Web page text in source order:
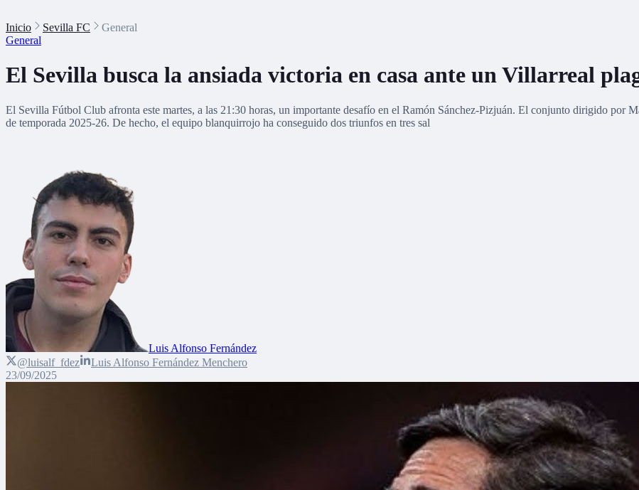
Inicio Sevilla FC
General
General
El Sevilla busca la ansiada victoria en casa ante un Villarreal
El Sevilla Fútbol Club afronta este martes, a las 21:30 horas, un importante desafío en el Ramón Sánchez-Pizjuán. El conjunto dirigido por
de temporada 2025-26. De hecho, el equipo blanquirrojo ha conseguido dos triunfos en tres sal
Luis Alfonso Fernández
@luisalf_fdez
Luis Alfonso Fernández Menchero
23/09/2025